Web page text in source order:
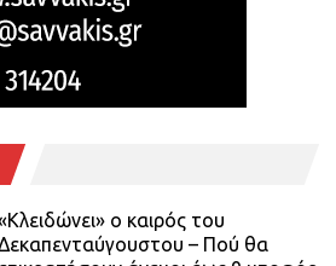
ο καιρός του
– Πού θα